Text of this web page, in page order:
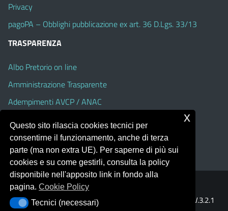
Privacy
pagoPA – Obblighi pubblicazione ex art. 36 D.Lgs. 33/13
TRASPARENZA
Albo Pretorio on line
Amministrazione Trasparente
Adempimenti AVCP / ANAC
Accesso Civico
Dichiarazione di accessibilità
Portale realizzato con la piattaforma
Template Italia configurato sul tema accessibile
V.3.2.1
Questo sito rilascia cookies tecnici per
consentirne il funzionamento, anche di terza
parte (ma non extra UE). Per saperne di più sui
cookies e su come gestirli, consulta la policy
disponibile nell'apposito link in fondo alla
pagina.Cookie Policy
Tecnici (necessari)
Tecnici (necessari)
x